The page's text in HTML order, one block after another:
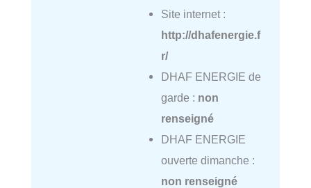
Site internet :
http://dhafenergie.f
r/
DHAF ENERGIE de
garde : non
renseigné
DHAF ENERGIE
ouverte dimanche :
non renseigné